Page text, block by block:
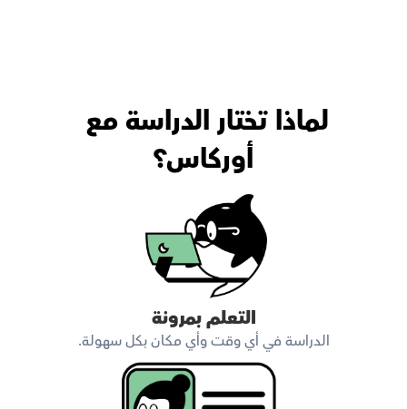
أوركاس؟
التعلم بمرونة
الدراسة في أي وقت وأي مكان بكل سهولة.